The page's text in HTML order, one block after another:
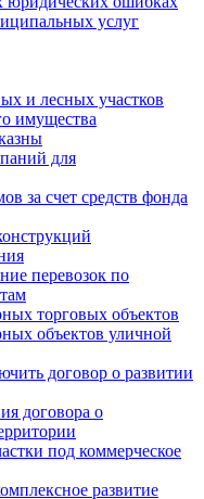
услуг
и лесных участков
имущества
для
за счет средств фонда
перевозок по
торговых объектов
объектов уличной
договор о развитии
договора о
под коммерческое
развитие